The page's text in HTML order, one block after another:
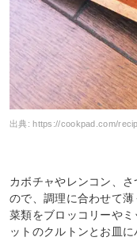
出典: https://cookpad.com/
カボチャやレンコン、
ので、調理に合わせて
菜類をブロッコリーや
ットのクルトンとお皿